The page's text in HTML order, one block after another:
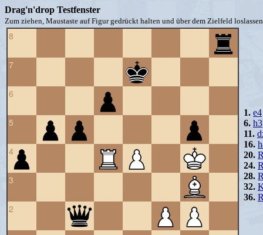
Drag'n'drop Testfenster
Zum ziehen, Maustaste auf Figur gedrückt halten und über dem Zielfeld
8
7
6
5
4
3
2
1. e4
6. h3
11.
16.
20.
24.
28.
32.
36.